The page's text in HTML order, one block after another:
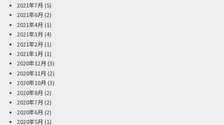
2021年7月 (5)
2021年6月 (2)
2021年4月 (1)
2021年3月 (4)
2021年2月 (1)
2021年1月 (1)
2020年12月 (3)
2020年11月 (2)
2020年10月 (3)
2020年8月 (2)
2020年7月 (2)
2020年6月 (2)
2020年5月 (1)